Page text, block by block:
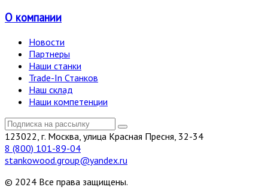
О компании
Новости
Партнеры
Наши станки
Trade-In Станков
Наш склад
Наши компетенции
123022, г. Москва, улица Красная Пресня, 32-34
8 (800) 101-89-04
stankowood.group@yandex.ru
© 2024 Все права защищены.